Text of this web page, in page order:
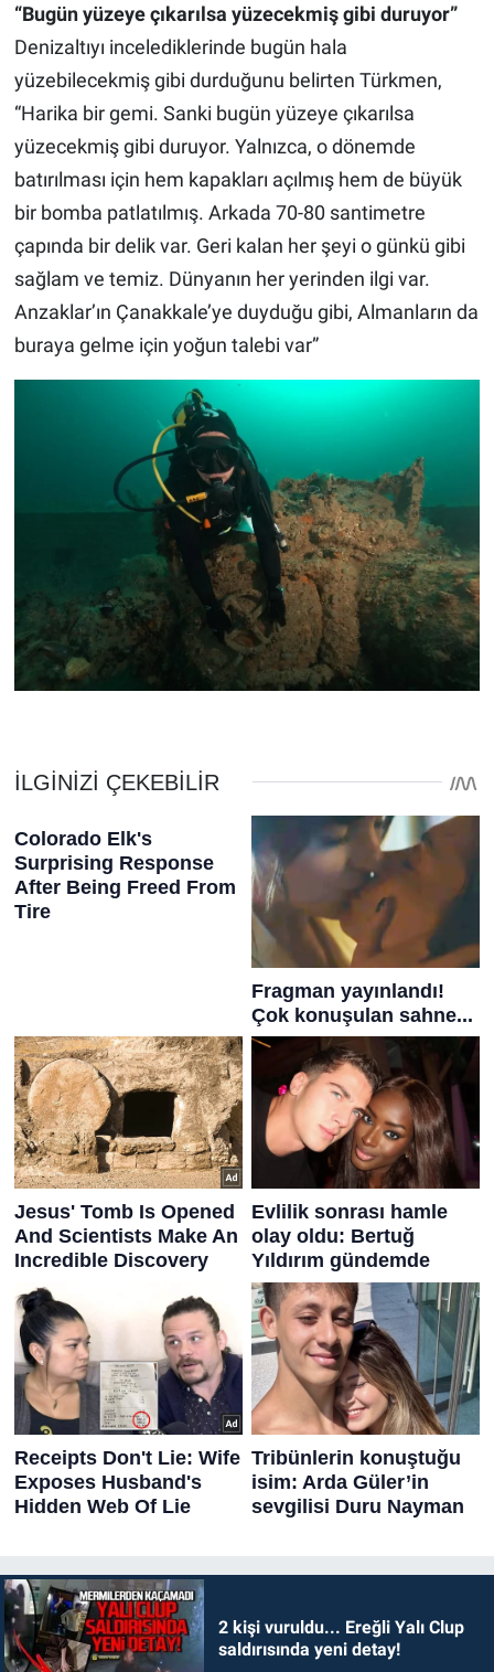
“Bugün yüzeye çıkarılsa yüzecekmiş gibi duruyor”
Denizaltıyı incelediklerinde bugün hala
yüzebilecekmiş gibi durduğunu belirten Türkmen,
“Harika bir gemi. Sanki bugün yüzeye çıkarılsa
yüzecekmiş gibi duruyor. Yalnızca, o dönemde
batırılması için hem kapakları açılmış hem de büyük
bir bomba patlatılmış. Arkada 70-80 santimetre
çapında bir delik var. Geri kalan her şeyi o günkü gibi
sağlam ve temiz. Dünyanın her yerinden ilgi var.
Anzaklar’ın Çanakkale’ye duyduğu gibi, Almanların da
buraya gelme için yoğun talebi var”
2 kişi vuruldu... Ereğli Yalı Clup
saldırısında yeni detay!